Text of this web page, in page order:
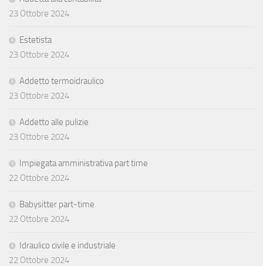
23 Ottobre 2024
Estetista
23 Ottobre 2024
Addetto termoidraulico
23 Ottobre 2024
Addetto alle pulizie
23 Ottobre 2024
Impiegata amministrativa part time
22 Ottobre 2024
Babysitter part-time
22 Ottobre 2024
Idraulico civile e industriale
22 Ottobre 2024